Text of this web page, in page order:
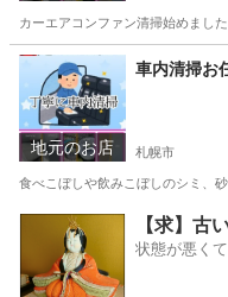
カーエアコンファン清掃始めまし
北海道 札幌市 便利屋
地元のお店
車内清掃お
札幌市
食べこぼしや飲みこぼしのシミ、
北海道 札幌市 便利屋
【求】古
状態が悪く